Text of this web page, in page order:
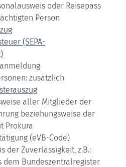
oder Reisepass
Person
(SEPA-
zusätzlich
aller Mitglieder der
beziehungsweise der
Prokura
(eVB-Code)
der Zuverlässigkeit, z.B.:
dem Bundeszentralregister